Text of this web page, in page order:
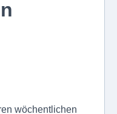
wöchentlichen